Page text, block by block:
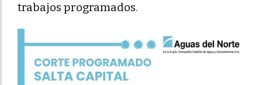
trabajos programados.